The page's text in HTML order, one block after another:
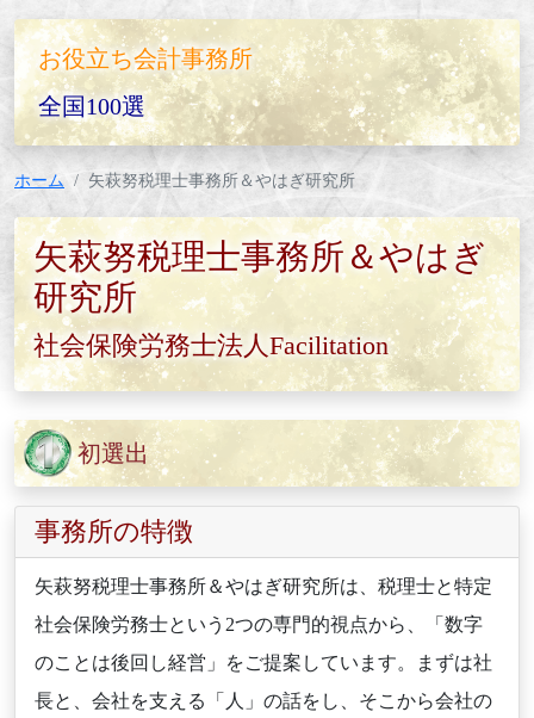
お役立ち会計事務所
全国100選
ホーム 矢萩努税理士事務所＆やはぎ研究所
矢萩努税理士事務所＆やはぎ
研究所
社会保険労務士法人Facilitation
初選出
事務所の特徴
矢萩努税理士事務所＆やはぎ研究所は、税理士と特定
社会保険労務士という2つの専門的視点から、「数字
のことは後回し経営」をご提案しています。まずは社
長と、会社を支える「人」の話をし、そこから会社の